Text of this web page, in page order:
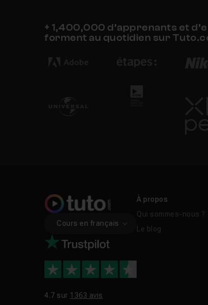
+ 1,400,000 d’apprenants et
forment au quotidien sur
Cours en français
4.7 sur 1363 avis
À propos
Qui sommes-nous ?
Le blog